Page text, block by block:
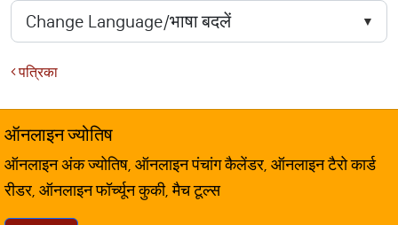
पत्रिका
ऑनलाइन ज्योतिष
ऑनलाइन अंक ज्योतिष, ऑनलाइन पंचांग कैलेंडर, ऑनलाइन टैरो कार्ड
रीडर, ऑनलाइन फॉर्च्यून कुकी, मैच टूल्स